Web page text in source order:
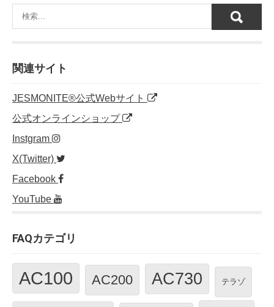
c
e
o
o
k
e
k
e
C
h
ail
関連サイト
JESMONITE®公式Webサイト
公式オンラインショップ
Instgram
X(Twitter)
Facebook
YouTube
FAQカテゴリ
AC100 AC200 AC730 テラゾ